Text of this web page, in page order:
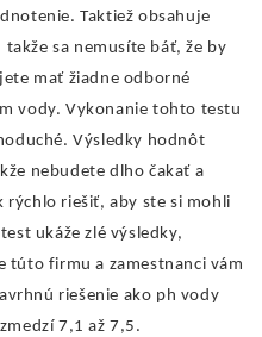
Taktiež obsahuje
sa nemusíte báť, že by
mať žiadne odborné
vody. Vykonanie tohto testu
Výsledky hodnôt
nebudete dlho čakať a
rýchlo riešiť, aby ste si mohli
ukáže zlé výsledky,
túto firmu a zamestnanci vám
riešenie ako ph vody
7,1 až 7,5.